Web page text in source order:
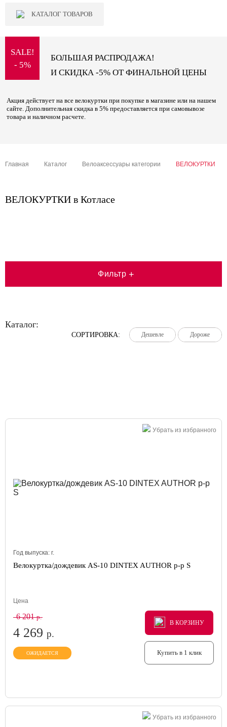
КАТАЛОГ ТОВАРОВ
SALE!
- 5%
БОЛЬШАЯ РАСПРОДАЖА!
И СКИДКА -5% ОТ ФИНАЛЬНОЙ ЦЕНЫ
Акция действует на все велокуртки при покупке в магазине или на нашем
сайте. Дополнительная скидка в 5% предоставляется при самовывозе
товара и наличном расчете.
Главная Каталог Велоаксессуары категории ВЕЛОКУРТКИ
ВЕЛОКУРТКИ в Котласе
Фильтр +
Каталог:
СОРТИРОВКА: Дешевле
Дешевле
Дешевле Дороже
Дороже
Дороже
Убрать из избранного
Год выпуска: г.
Велокуртка/дождевик AS-10 DINTEX AUTHOR р-р S
Цена
6 201р.
4 269 р.
ОЖИДАЕТСЯ
В КОРЗИНУ
В КОРЗИНУ
В КОРЗИНУ
Купить в 1 клик
Убрать из избранного